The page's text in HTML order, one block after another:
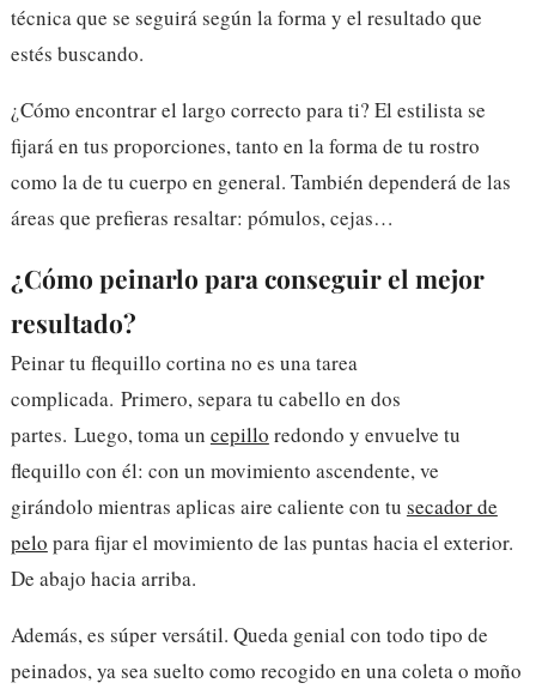
técnica que se seguirá según la forma y el resultado que
estés buscando.
¿Cómo encontrar el largo correcto para ti? El estilista se
fijará en tus proporciones, tanto en la forma de tu rostro
como la de tu cuerpo en general. También dependerá de las
áreas que prefieras resaltar: pómulos, cejas…
¿Cómo peinarlo para conseguir el mejor
resultado?
Peinar tu flequillo cortina no es una tarea
complicada. Primero, separa tu cabello en dos
partes. Luego, toma un cepillo redondo y envuelve tu
flequillo con él: con un movimiento ascendente, ve
girándolo mientras aplicas aire caliente con tu secador de
pelo para fijar el movimiento de las puntas hacia el exterior.
De abajo hacia arriba.
Además, es súper versátil. Queda genial con todo tipo de
peinados, ya sea suelto como recogido en una coleta o moño